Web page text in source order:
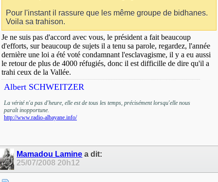
Pour l'instant il rassure que les même groupe de bidhanes.
Voila sa trahison.
Je ne suis pas d'accord avec vous, le président a fait beaucoup
d'efforts, sur beaucoup de sujets il a tenu sa parole, regardez, l'année
dernière une loi a été voté condamnant l'esclavagisme, il y a eu aussi
le retour de plus de 4000 réfugiés, donc il est difficille de dire qu'il a
trahi ceux de la Vallée.
Albert SCHWEITZER
La vérité n'a pas d'heure, elle est de tous les temps, précisément lorsqu'elle nous
paraît inopportune.
http://www.radio-albayane.info/
Mamadou Lamine a dit:
25/07/200820h12